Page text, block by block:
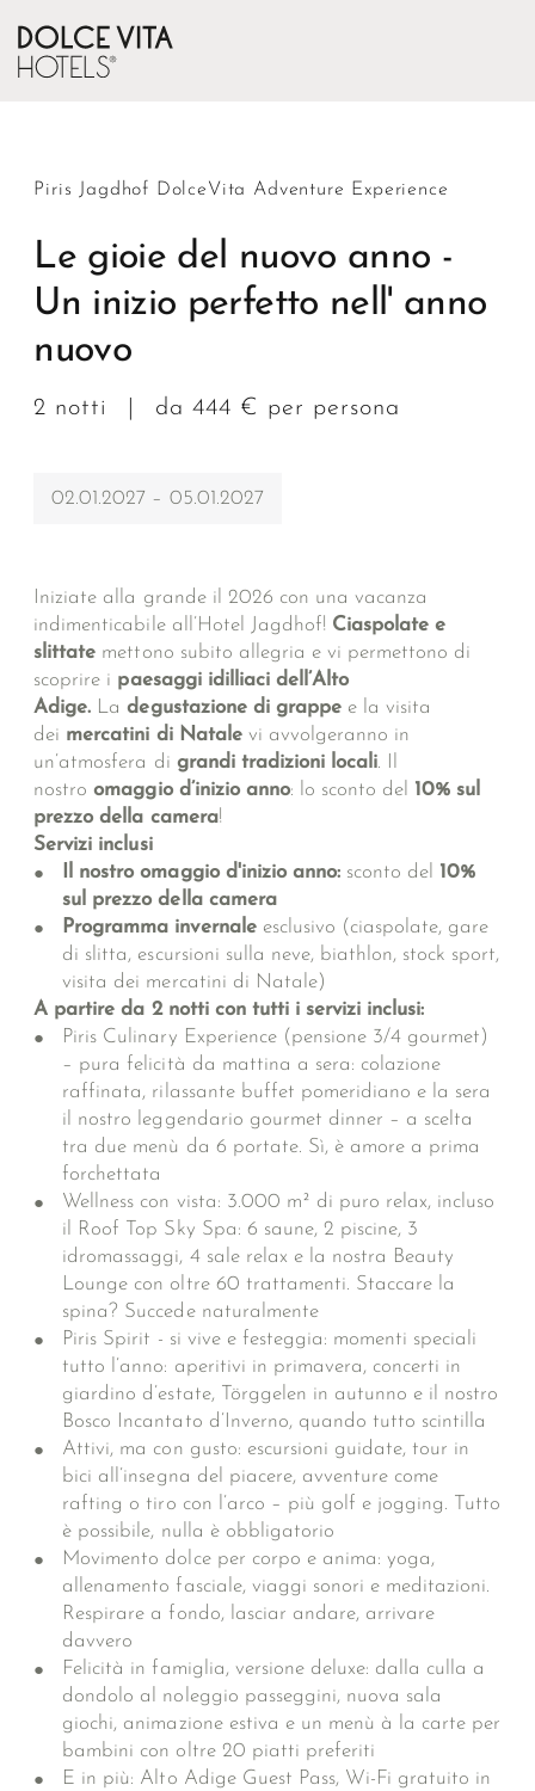
Piris Jagdhof DolceVita Adventure Experience
Le gioie del nuovo anno -
Un inizio perfetto nell' anno
nuovo
2 notti da 444 € per persona
02.01.2027 – 05.01.2027
Iniziate alla grande il 2026 con una vacanza
indimenticabile all’Hotel Jagdhof! Ciaspolate e
slittate mettono subito allegria e vi permettono di
scoprire i paesaggi idilliaci dell’Alto
Adige. Ladegustazione di grappee la visita
dei mercatini di Natalevi avvolgeranno in
un’atmosfera di grandi tradizioni locali. Il
nostroomaggio d’inizio anno: lo sconto del 10% sul
prezzo della camera!
Servizi inclusi
Il nostro omaggio d'inizio anno:sconto del 10%
sul prezzo della camera
Programma invernaleesclusivo (ciaspolate, gare
di slitta, escursioni sulla neve, biathlon, stock sport,
visita dei mercatini di Natale)
A partire da 2 notti con tutti i servizi inclusi:
Piris Culinary Experience (pensione 3/4 gourmet)
– pura felicità da mattina a sera: colazione
raffinata, rilassante buffet pomeridiano e la sera
il nostro leggendario gourmet dinner – a scelta
tra due menù da 6 portate. Sì, è amore a prima
forchettata
Wellness con vista: 3.000 m² di puro relax, incluso
il Roof Top Sky Spa: 6 saune, 2 piscine, 3
idromassaggi, 4 sale relax e la nostra Beauty
Lounge con oltre 60 trattamenti. Staccare la
spina? Succede naturalmente
Piris Spirit - si vive e festeggia: momenti speciali
tutto l’anno: aperitivi in primavera, concerti in
giardino d’estate, Törggelen in autunno e il nostro
Bosco Incantato d’Inverno, quando tutto scintilla
Attivi, ma con gusto: escursioni guidate, tour in
bici all’insegna del piacere, avventure come
rafting o tiro con l’arco – più golf e jogging. Tutto
è possibile, nulla è obbligatorio
Movimento dolce per corpo e anima: yoga,
allenamento fasciale, viaggi sonori e meditazioni.
Respirare a fondo, lasciar andare, arrivare
davvero
Felicità in famiglia, versione deluxe: dalla culla a
dondolo al noleggio passeggini, nuova sala
giochi, animazione estiva e un menù à la carte per
bambini con oltre 20 piatti preferiti
E in più: Alto Adige Guest Pass, Wi-Fi gratuito in